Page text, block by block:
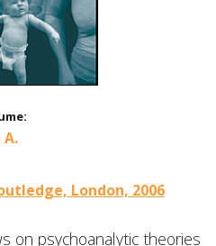
London, 2006
on psychoanalytic theories